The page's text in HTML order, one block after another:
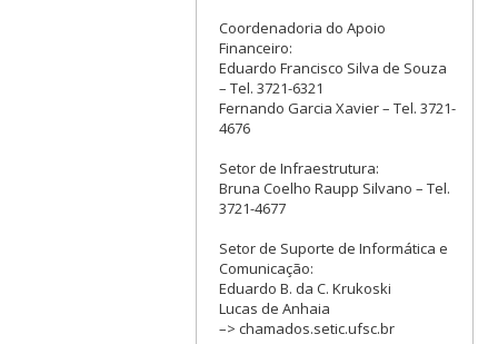
Coordenadoria do Apoio
Financeiro:
Eduardo Francisco Silva de Souza
– Tel. 3721-6321
Fernando Garcia Xavier – Tel. 3721-
4676
Setor de Infraestrutura:
Bruna Coelho Raupp Silvano – Tel.
3721-4677
Setor de Suporte de Informática e
Comunicação:
Eduardo B. da C. Krukoski
Lucas de Anhaia
–> chamados.setic.ufsc.br